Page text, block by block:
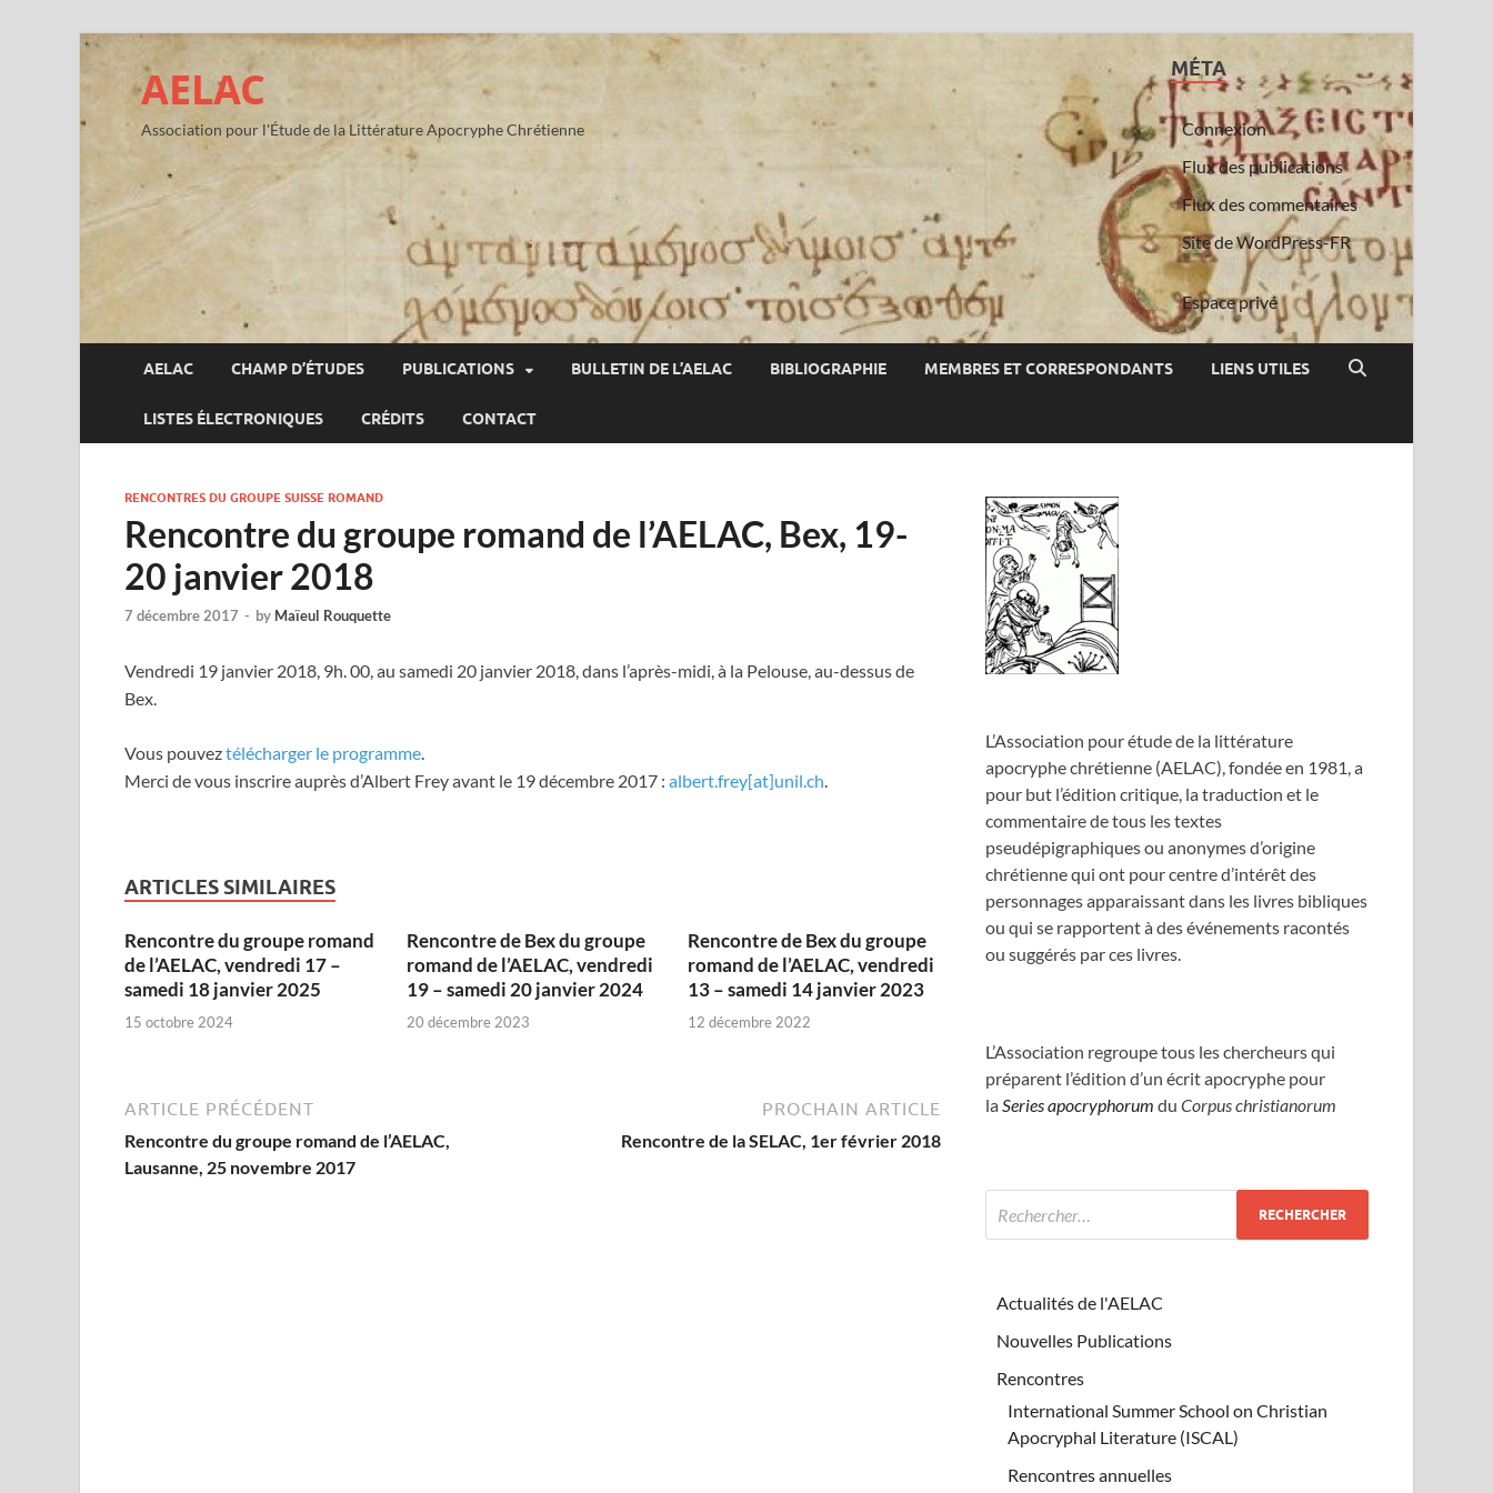
AELAC
Association pour l'Étude de la Littérature Apocryphe Chrétienne
MÉTA
Connexion
Flux des publications
Flux des commentaires
Site de WordPress-FR
Espace privé
AELAC CHAMP D’ÉTUDES PUBLICATIONS BULLETIN DE L’AELAC BIBLIOGRAPHIE MEMBRES ET CORRESPONDANTS LIENS UTILES
LISTES ÉLECTRONIQUES CRÉDITS CONTACT
RENCONTRES DU GROUPE SUISSE ROMAND
Rencontre du groupe romand de l’AELAC, Bex, 19-
20 janvier 2018
7 décembre 2017 - by Maïeul Rouquette
Vendredi 19 janvier 2018, 9h. 00, au samedi 20 janvier 2018, dans l’après-midi, à la Pelouse, au-dessus de
Bex.
Vous pouveztélécharger le programme.
Merci de vous inscrire auprès d’Albert Frey avant le 19 décembre 2017 : albert.frey[at]unil.ch.
ARTICLES SIMILAIRES
Rencontre du groupe romand
de l’AELAC, vendredi 17 –
samedi 18 janvier 2025
15 octobre 2024
Rencontre de Bex du groupe
romand de l’AELAC, vendredi
19 – samedi 20 janvier 2024
20 décembre 2023
Rencontre de Bex du groupe
romand de l’AELAC, vendredi
13 – samedi 14 janvier 2023
12 décembre 2022
ARTICLE PRÉCÉDENT
Rencontre du groupe romand de l’AELAC,
Lausanne, 25 novembre 2017
PROCHAIN ARTICLE
Rencontre de la SELAC, 1er février 2018
L’Association pour étude de la littérature
apocryphe chrétienne (AELAC), fondée en 1981, a
pour but l’édition critique, la traduction et le
commentaire de tous les textes
pseudépigraphiques ou anonymes d’origine
chrétienne qui ont pour centre d’intérêt des
personnages apparaissant dans les livres bibliques
ou qui se rapportent à des événements racontés
ou suggérés par ces livres.
L’Association regroupe tous les chercheurs qui
préparent l’édition d’un écrit apocryphe pour
laSeries apocryphorum duCorpus christianorum
Actualités de l'AELAC
Nouvelles Publications
Rencontres
International Summer School on Christian
Apocryphal Literature (ISCAL)
Rencontres annuelles